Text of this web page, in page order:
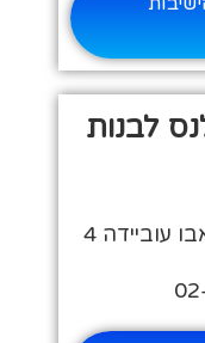
לבנות
עוביידה 4